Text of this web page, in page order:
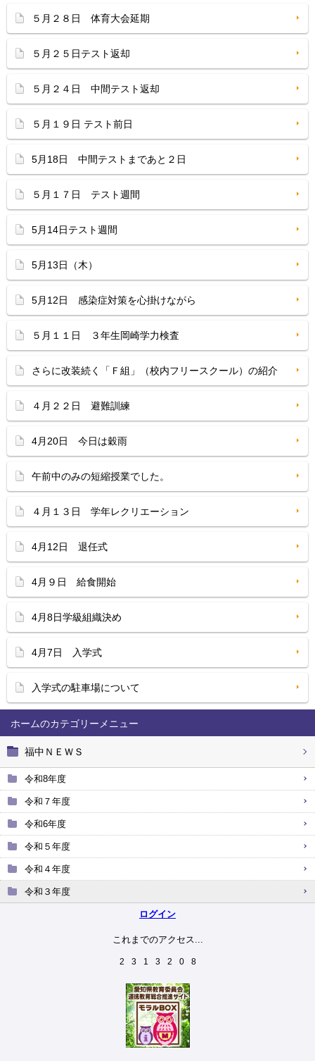
ホーム
福中ＮＥＷＳ
令和8年度
令和７年度
令和6年度
令和５年度
令和４年度
令和３年度
ログイン
これまでのアクセス...
2 3 1 3 2 0 8
５月２８日 体育大会延期
５月２５日テスト返却
５月２４日 中間テスト返却
５月１９日 テスト前日
5月18日 中間テストまであと２日
５月１７日 テスト週間
5月14日テスト週間
5月13日（木）
5月12日 感染症対策を心掛けながら
５月１１日 ３年生岡崎学力検査
さらに改装続く「Ｆ組」（校内フリースクール）の紹介
４月２２日 避難訓練
4月20日 今日は穀雨
午前中のみの短縮授業でした。
４月１３日 学年レクリエーション
4月12日 退任式
4月９日 給食開始
4月8日学級組織決め
4月7日 入学式
入学式の駐車場について